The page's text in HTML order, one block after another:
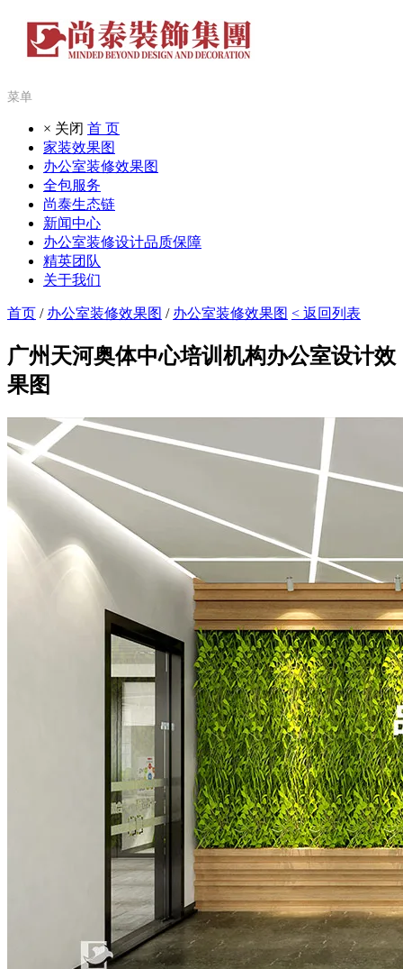
菜单
× 关闭 首 页
家装效果图
办公室装修效果图
全包服务
尚泰生态链
新闻中心
办公室装修设计品质保障
精英团队
关于我们
首页 / 办公室装修效果图 / 办公室装修效果图 < 返回列表
广州天河奥体中心培训机构办公室设计效
果图